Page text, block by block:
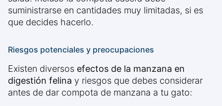
suministrarse en cantidades muy limitadas, si es
que decides hacerlo.
Riesgos potenciales y preocupaciones
Existen diversos efectos de la manzana en
digestión felina y riesgos que debes considerar
antes de dar compota de manzana a tu gato: